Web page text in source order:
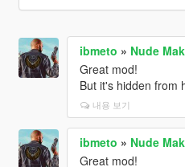
ibmeto » Nude
Great mod!
But it's hidden from
내용 보기
ibmeto » Nude
Great mod!